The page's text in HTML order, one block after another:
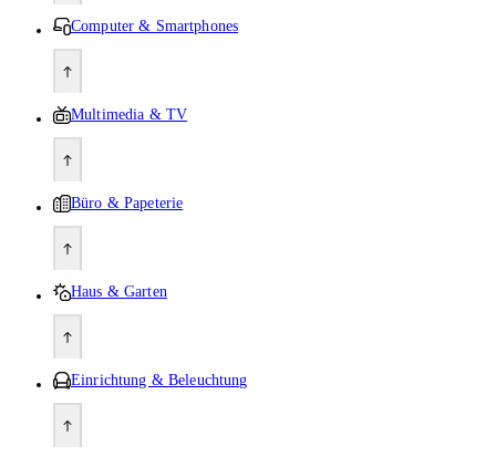
Computer & Smartphones
Multimedia & TV
Büro & Papeterie
Haus & Garten
Einrichtung & Beleuchtung